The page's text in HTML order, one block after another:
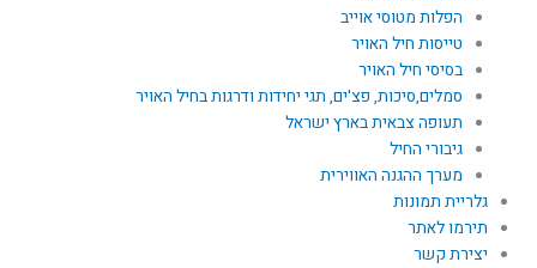
הפלות מטוסי אוייב
טייסות חיל האויר
בסיסי חיל האויר
סמלים,סיכות, פצ'ים, תגי יחידות ודרגות בחיל האויר
תעופה צבאית בארץ ישראל
גיבורי החיל
מערך ההגנה האווירית
גלריית תמונות
תירמו לאתר
יצירת קשר